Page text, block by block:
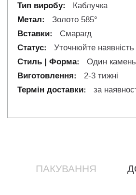
Каблучка
Золото 585°
Смарагд
Уточнюйте наявність
Один камень
2-3 тижні
за
ПАКУВАННЯ